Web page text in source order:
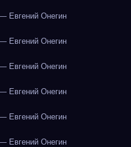
Евгений Онегин
Евгений Онегин
Евгений Онегин
Евгений Онегин
Евгений Онегин
Евгений Онегин